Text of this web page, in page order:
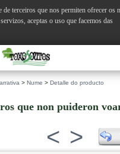
> Nume > Detalle do producto
que non puideron
< >
de terceiros que nos permiten ofrecer os
aceptas o uso que facemos das